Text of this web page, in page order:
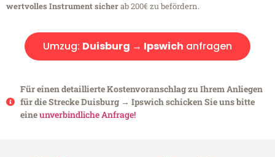
wertvolles Instrument sicherab 200€ zu befördern.
Umzug: Duisburg → Ipswich anfragen
Für einen detaillierte Kostenvoranschlag zu Ihrem Anliegen
für die Strecke Duisburg → Ipswich schicken Sie uns bitte
eineunverbindliche Anfrage!